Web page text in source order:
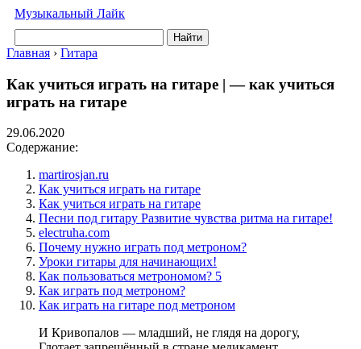
Музыкальный Лайк
Найти
Главная › Гитара
Как учиться играть на гитаре | — как учиться
играть на гитаре
29.06.2020
Содержание:
martirosjan.ru
Как учиться играть на гитаре
Как учиться играть на гитаре
Песни под гитару Развитие чувства ритма на гитаре!
electruha.com
Почему нужно играть под метроном?
Уроки гитары для начинающих!
Как пользоваться метрономом? 5
Как играть под метроном?
Как играть на гитаре под метроном
И Кривопалов — младший, не глядя на дорогу,